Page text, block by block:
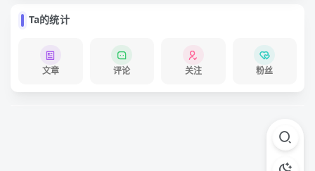
Ta的统计
文章 评论 关注 粉丝